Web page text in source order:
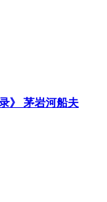
》 茅岩河船夫